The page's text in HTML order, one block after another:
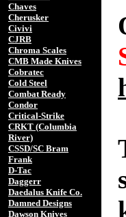
Chaves
Cherusker
Civivi
CJRB
Chroma Scales
CMB Made Knives
Cobratec
Cold Steel
Combat Ready
Condor
Critical-Strike
CRKT (Columbia
River)
CSSD/SC Bram
Frank
D-Tac
Daggerr
Daedalus Knife Co.
Damned Designs
Dawson Knives